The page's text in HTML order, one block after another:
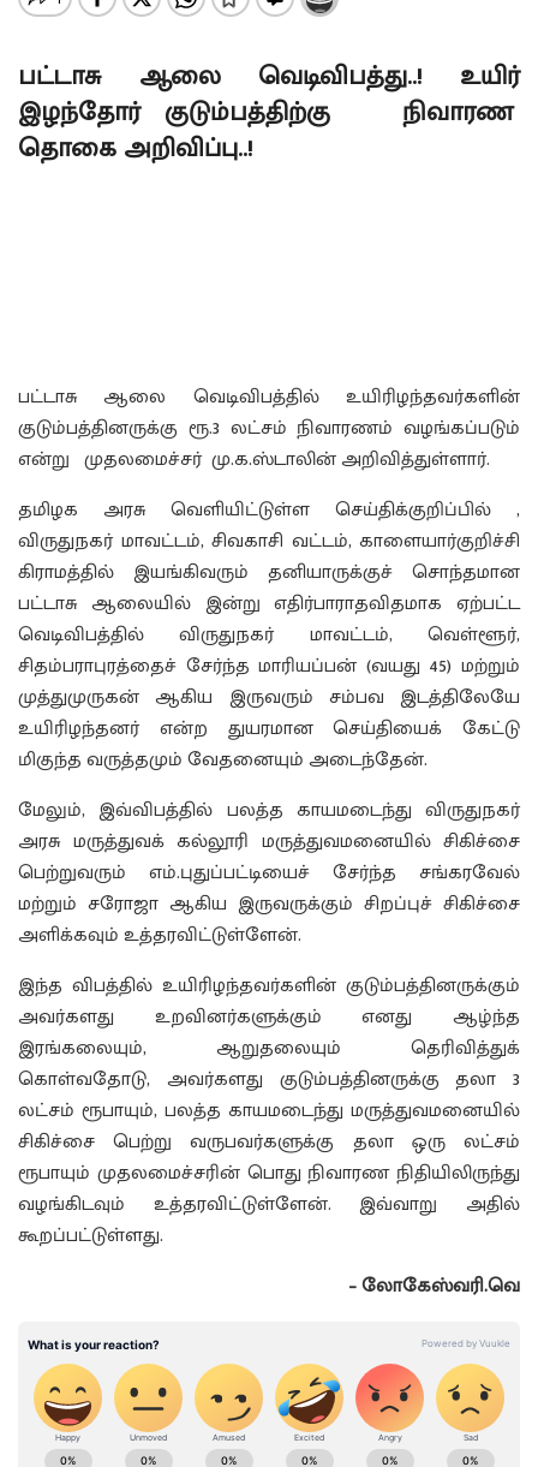
பட்டாசு ஆலை வெடிவிபத்து..! உயிர்
இழந்தோர் குடும்பத்திற்கு நிவாரண
தொகை அறிவிப்பு..!
பட்டாசு ஆலை வெடிவிபத்தில் உயிரிழந்தவர்களின்
குடும்பத்தினருக்கு ரூ.3 லட்சம் நிவாரணம் வழங்கப்படும்
என்று முதலமைச்சர் மு.க.ஸ்டாலின் அறிவித்துள்ளார்.
தமிழக அரசு வெளியிட்டுள்ள செய்திக்குறிப்பில் ,
விருதுநகர் மாவட்டம், சிவகாசி வட்டம், காளையார்குறிச்சி
கிராமத்தில் இயங்கிவரும் தனியாருக்குச் சொந்தமான
பட்டாசு ஆலையில் இன்று எதிர்பாராதவிதமாக ஏற்பட்ட
வெடிவிபத்தில் விருதுநகர் மாவட்டம், வெள்ளூர்,
சிதம்பராபுரத்தைச் சேர்ந்த மாரியப்பன் (வயது 45) மற்றும்
முத்துமுருகன் ஆகிய இருவரும் சம்பவ இடத்திலேயே
உயிரிழந்தனர் என்ற துயரமான செய்தியைக் கேட்டு
மிகுந்த வருத்தமும் வேதனையும் அடைந்தேன்.
மேலும், இவ்விபத்தில் பலத்த காயமடைந்து விருதுநகர்
அரசு மருத்துவக் கல்லூரி மருத்துவமனையில் சிகிச்சை
பெற்றுவரும் எம்.புதுப்பட்டியைச் சேர்ந்த சங்கரவேல்
மற்றும் சரோஜா ஆகிய இருவருக்கும் சிறப்புச் சிகிச்சை
அளிக்கவும் உத்தரவிட்டுள்ளேன்.
இந்த விபத்தில் உயிரிழந்தவர்களின் குடும்பத்தினருக்கும்
அவர்களது உறவினர்களுக்கும் எனது ஆழ்ந்த
இரங்கலையும், ஆறுதலையும் தெரிவித்துக்
கொள்வதோடு, அவர்களது குடும்பத்தினருக்கு தலா 3
லட்சம் ரூபாயும், பலத்த காயமடைந்து மருத்துவமனையில்
சிகிச்சை பெற்று வருபவர்களுக்கு தலா ஒரு லட்சம்
ரூபாயும் முதலமைச்சரின் பொது நிவாரண நிதியிலிருந்து
வழங்கிடவும் உத்தரவிட்டுள்ளேன். இவ்வாறு அதில்
கூறப்பட்டுள்ளது.
– லோகேஸ்வரி.வெ